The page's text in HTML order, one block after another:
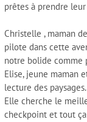
prêtes à prendre
Christelle , maman
pilote dans cette
notre bolide comme
Elise, jeune maman
lecture des paysages.
Elle cherche le
checkpoint et tout